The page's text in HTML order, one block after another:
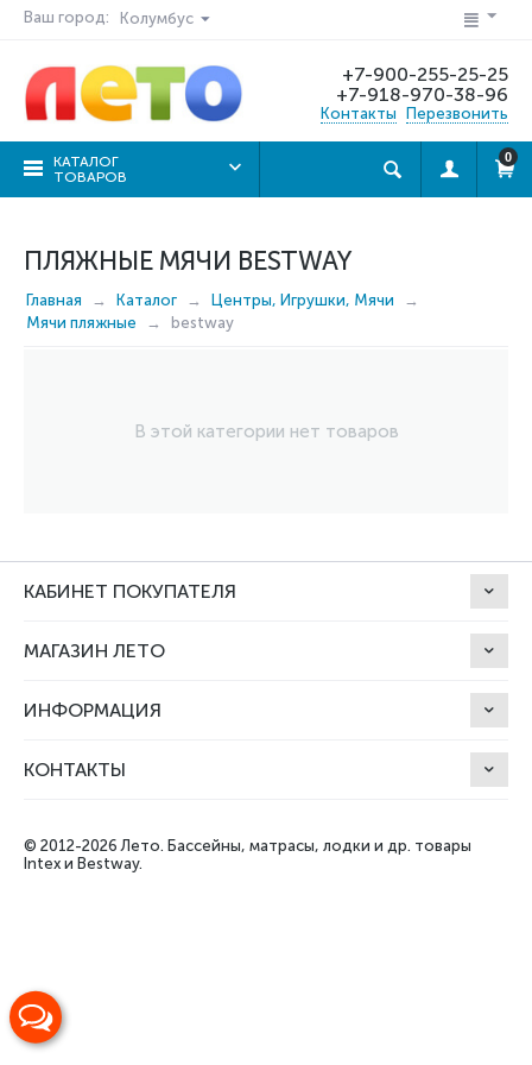
Ваш город: Колумбус
+7-900-255-25-25
+7-918-970-38-96
Контакты Перезвонить
КАТАЛОГ
ТОВАРОВ
0
ПЛЯЖНЫЕ МЯЧИ BESTWAY
Главная Каталог
Центры, Игрушки, Мячи
Мячи пляжные
bestway
В этой категории нет товаров
КАБИНЕТ ПОКУПАТЕЛЯ
МАГАЗИН ЛЕТО
ИНФОРМАЦИЯ
КОНТАКТЫ
© 2012-2026 Лето. Бассейны, матрасы, лодки и др. товары
Intex и Bestway.